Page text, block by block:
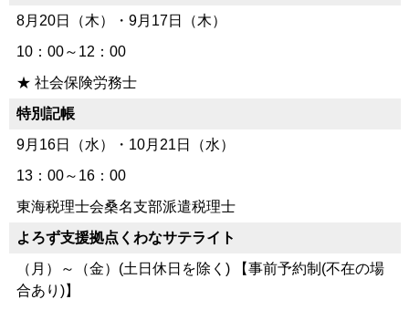
8月20日（木）・9月17日（木）
10：00～12：00
★ 社会保険労務士
特別記帳
9月16日（水）・10月21日（水）
13：00～16：00
東海税理士会桑名支部派遣税理士
よろず支援拠点 くわなサテライト
（月）～（金）(土日休日を除く) 【事前予約制(不在の場
合あり)】